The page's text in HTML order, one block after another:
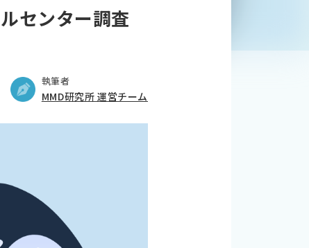
センター調査
執筆者
MMD研究所 運営チーム